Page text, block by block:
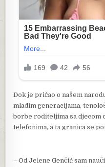
Dok je pričao o našem
mlađim generacijama,
borbe roditeljima sa djecom
telefonima, a ta granica se
– Od Jelene Genčić sam